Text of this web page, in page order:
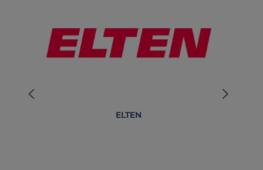
ELTEN